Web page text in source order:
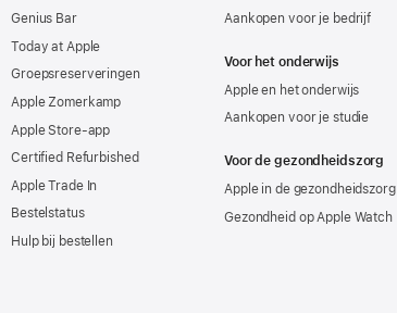
Genius Bar
Today at Apple
Groepsreserveringen
Apple Zomerkamp
Apple Store-app
Certified Refurbished
Apple Trade In
Bestelstatus
Hulp bij bestellen
Aankopen voor je bedrijf
Voor het onderwijs
Apple en het onderwijs
Aankopen voor je studie
Voor de gezondheidszorg
Apple in de gezondheidszorg
Gezondheid op Apple Watch